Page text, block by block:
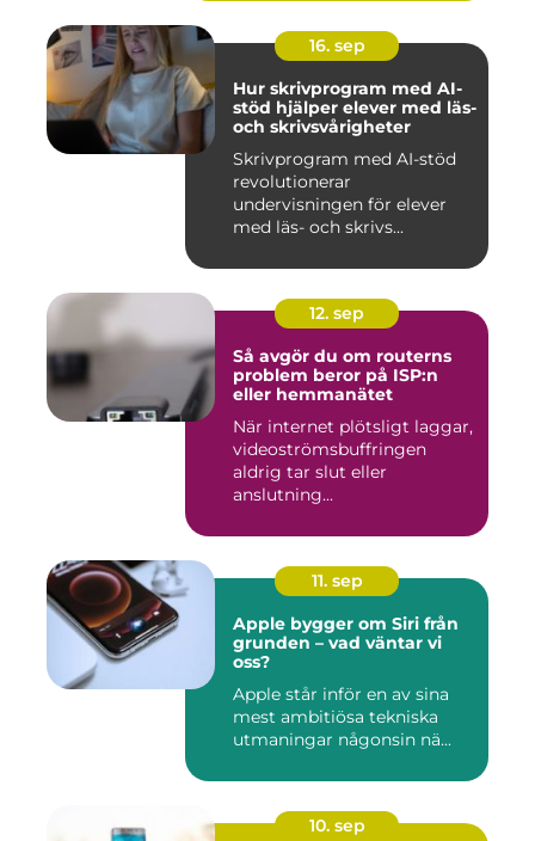
16. sep
Hur skrivprogram med AI-
stöd hjälper elever med läs-
och skrivsvårigheter
Skrivprogram med AI-stöd
revolutionerar
undervisningen för elever
med läs- och skrivs...
12. sep
Så avgör du om routerns
problem beror på ISP:n
eller hemmanätet
När internet plötsligt laggar,
videoströmsbuffringen
aldrig tar slut eller
anslutning...
11. sep
Apple bygger om Siri från
grunden – vad väntar vi
oss?
Apple står inför en av sina
mest ambitiösa tekniska
utmaningar någonsin nä...
10. sep